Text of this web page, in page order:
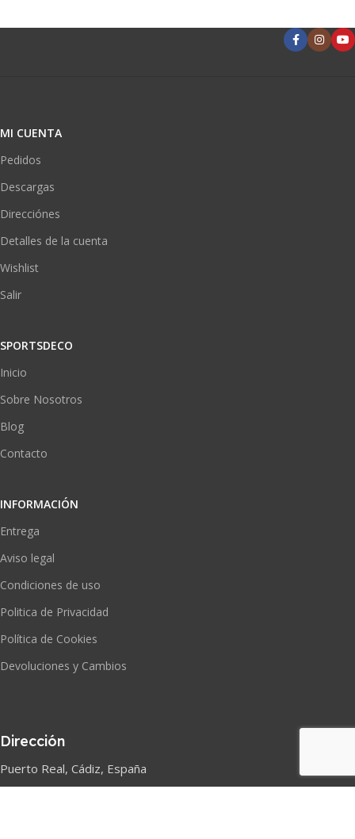
MI CUENTA
Pedidos
Descargas
Direcciónes
Detalles de la cuenta
Wishlist
Salir
SPORTSDECO
Inicio
Sobre Nosotros
Blog
Contacto
INFORMACIÓN
Entrega
Aviso legal
Condiciones de uso
Politica de Privacidad
Política de Cookies
Devoluciones y Cambios
Dirección
Puerto Real, Cádiz, España